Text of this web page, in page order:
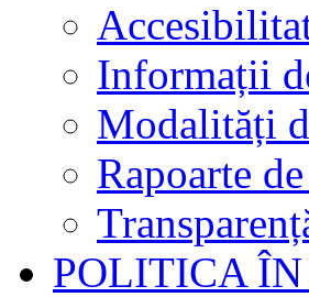
Informații
Modalități
Rapoarte
POLITICA